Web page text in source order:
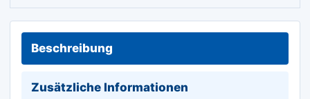
Beschreibung
Zusätzliche Informationen